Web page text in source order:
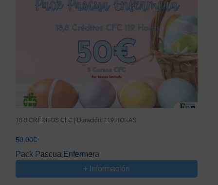
18.8 CRÉDITOS CFC | Duración: 119 HORAS
50,00€
Pack Pascua Enfermera
+ Información